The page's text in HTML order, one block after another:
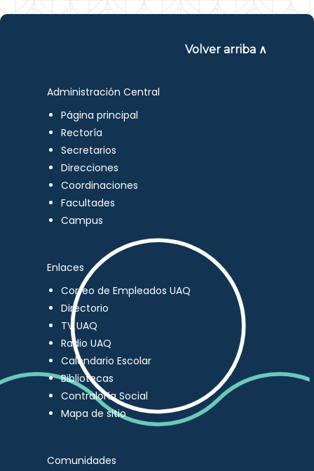
Volver arriba ∧
Administración Central
Página principal
Rectoría
Secretarios
Direcciones
Coordinaciones
Facultades
Campus
Enlaces
Correo de Empleados UAQ
Directorio
TV UAQ
Radio UAQ
Calendario Escolar
Bibliotecas
Contraloría Social
Mapa de sitio
Comunidades